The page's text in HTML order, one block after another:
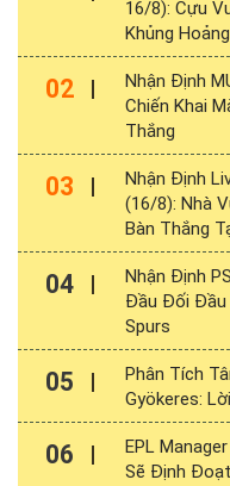
16/8): Cựu
Khủng
02
Nhận Định
Chiến Khai
Thắng
03
Nhận Định
(16/8): Nhà
Bàn Thắng
04
Nhận Định
Đầu Đối Đầu
Spurs
05
Phân Tích
Gyökeres:
06
EPL
Sẽ Định